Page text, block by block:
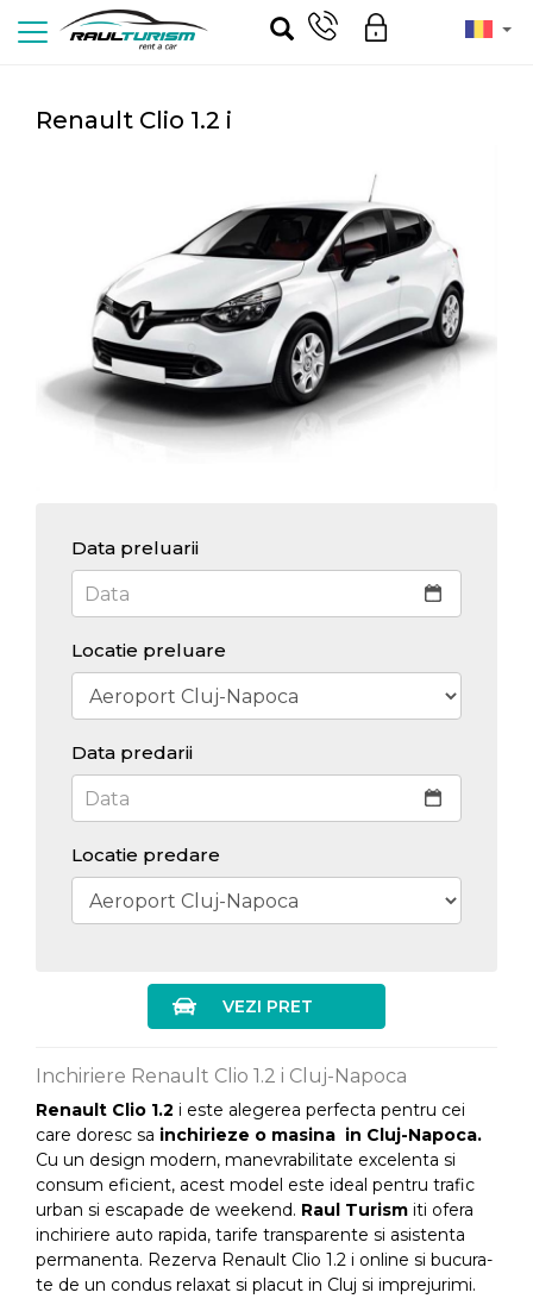
Renault Clio 1.2 i
Data preluarii
Locatie preluare
Data predarii
Locatie predare
VEZI PRET
Inchiriere Renault Clio 1.2 i Cluj-Napoca
Renault Clio 1.2 i este alegerea perfecta pentru cei
care doresc sa inchirieze o masina in Cluj-Napoca.
Cu un design modern, manevrabilitate excelenta si
consum eficient, acest model este ideal pentru trafic
urban si escapade de weekend. Raul Turism iti ofera
inchiriere auto rapida, tarife transparente si asistenta
permanenta. Rezerva Renault Clio 1.2 i online si bucura-
te de un condus relaxat si placut in Cluj si imprejurimi.